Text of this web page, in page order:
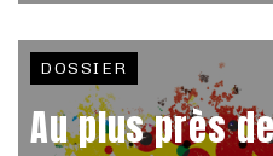
DOSSIER
Au plus près